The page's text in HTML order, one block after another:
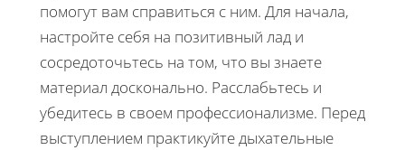
помогут вам справиться с ним. Для начала,
настройте себя на позитивный лад и
сосредоточьтесь на том, что вы знаете
материал досконально. Расслабьтесь и
убедитесь в своем профессионализме. Перед
выступлением практикуйте дыхательные